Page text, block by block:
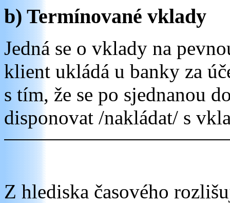
b) Termínované vklady
Jedná se o vklady na
klient ukládá u banky za
s tím, že se po sjednanou
disponovat /nakládat/ s
Z hlediska časového